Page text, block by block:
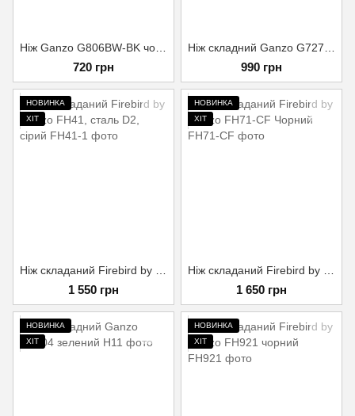
720 грн 990 грн
НОВИНКА
ХІТ
1 550 грн
НОВИНКА
ХІТ
1 650 грн
НОВИНКА
ХІТ
НОВИНКА
ХІТ